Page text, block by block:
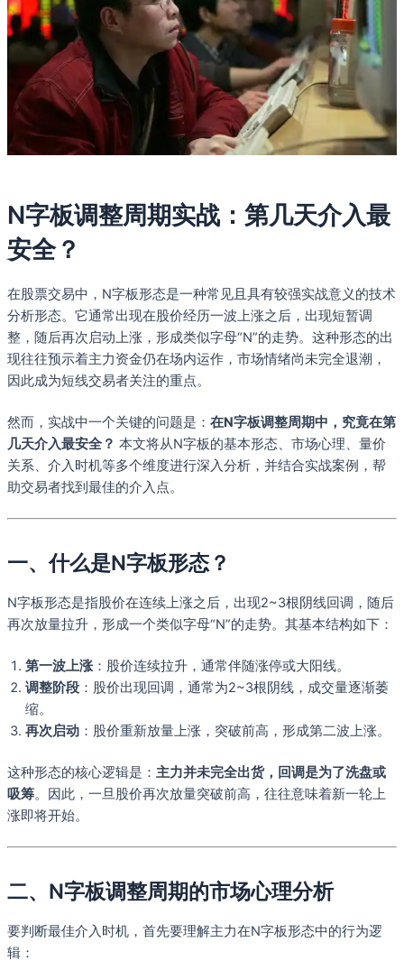
N字板调整周期实战：第几天介入最
安全？
在股票交易中，N字板形态是一种常见且具有较强实战意义的技术
分析形态。它通常出现在股价经历一波上涨之后，出现短暂调
整，随后再次启动上涨，形成类似字母“N”的走势。这种形态的出
现往往预示着主力资金仍在场内运作，市场情绪尚未完全退潮，
因此成为短线交易者关注的重点。
然而，实战中一个关键的问题是： 在N字板调整周期中，究竟在第
几天介入最安全？ 本文将从N字板的基本形态、市场心理、量价
关系、介入时机等多个维度进行深入分析，并结合实战案例，帮
助交易者找到最佳的介入点。
一、什么是N字板形态？
N字板形态是指股价在连续上涨之后，出现2~3根阴线回调，随后
再次放量拉升，形成一个类似字母“N”的走势。其基本结构如下：
第一波上涨 ：股价连续拉升，通常伴随涨停或大阳线。
调整阶段 ：股价出现回调，通常为2~3根阴线，成交量逐渐萎
缩。
再次启动 ：股价重新放量上涨，突破前高，形成第二波上涨。
这种形态的核心逻辑是： 主力并未完全出货，回调是为了洗盘或
吸筹。因此，一旦股价再次放量突破前高，往往意味着新一轮上
涨即将开始。
二、N字板调整周期的市场心理分析
要判断最佳介入时机，首先要理解主力在N字板形态中的行为逻
辑：